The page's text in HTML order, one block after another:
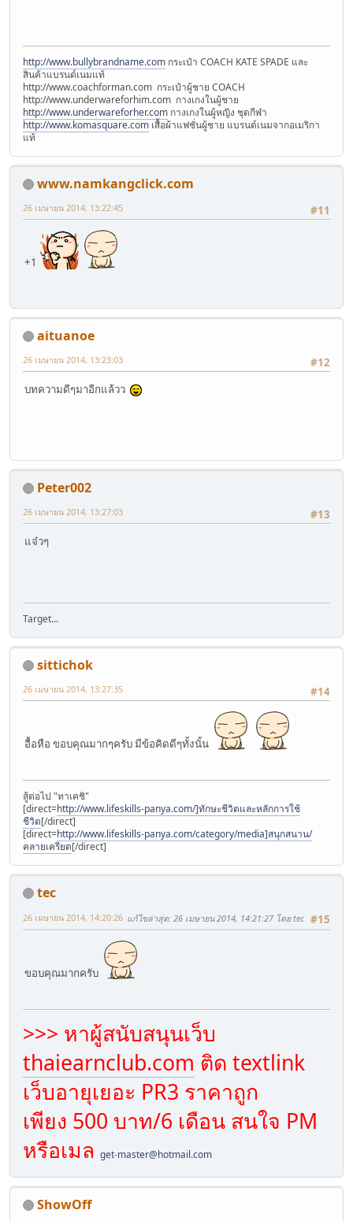
http://www.bullybrandname.com กระเป๋า COACH KATE SPADE และ
สินค้าแบรนด์เนมแท้
http://www.coachforman.com กระเป๋าผู้ชาย COACH
http://www.underwareforhim.com กางเกงในผู้ชาย
http://www.underwareforher.com กางเกงในผู้หญิง ชุดกีฬา
http://www.komasquare.com เสื้อผ้าแฟชั่นผู้ชาย แบรนด์เนมจากอเมริกา
แท้
www.namkangclick.com
#11
26 เมษายน 2014, 13:22:45
+1
aituanoe
#12
26 เมษายน 2014, 13:23:03
บทความดีๆมาอีกแล้วว
Peter002
#13
26 เมษายน 2014, 13:27:03
แจ๋วๆ
Target...
sittichok
#14
26 เมษายน 2014, 13:27:35
อื้อหือ ขอบคุณมากๆครับ มีข้อคิดดีๆทั้งนั้น
สู้ต่อไป "ทาเคชิ"
[direct=http://www.lifeskills-panya.com/]ทักษะชีวิตและหลักการใช้
ชีวิต[/direct]
[direct=http://www.lifeskills-panya.com/category/media]สนุกสนาน/
คลายเครียด[/direct]
tec
#15
26 เมษายน 2014, 14:20:26 แก้ไขล่าสุด: 26 เมษายน 2014, 14:21:27 โดย tec
ขอบคุณมากครับ
>>> หาผู้สนับสนุนเว็บ
thaiearnclub.com ติด textlink
เว็บอายุเยอะ PR3 ราคาถูก
เพียง 500 บาท/6 เดือน สนใจ PM
หรือเมล get-master@hotmail.com
ShowOff